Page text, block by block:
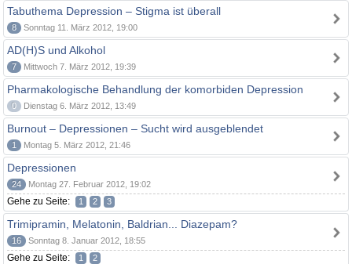
Tabuthema Depression – Stigma ist überall
8 Sonntag 11. März 2012, 19:00
AD(H)S und Alkohol
7 Mittwoch 7. März 2012, 19:39
Pharmakologische Behandlung der komorbiden Depression
0 Dienstag 6. März 2012, 13:49
Burnout – Depressionen – Sucht wird ausgeblendet
1 Montag 5. März 2012, 21:46
Depressionen
24 Montag 27. Februar 2012, 19:02
Gehe zu Seite: 1 2 3
Trimipramin, Melatonin, Baldrian... Diazepam?
16 Sonntag 8. Januar 2012, 18:55
Gehe zu Seite: 1 2